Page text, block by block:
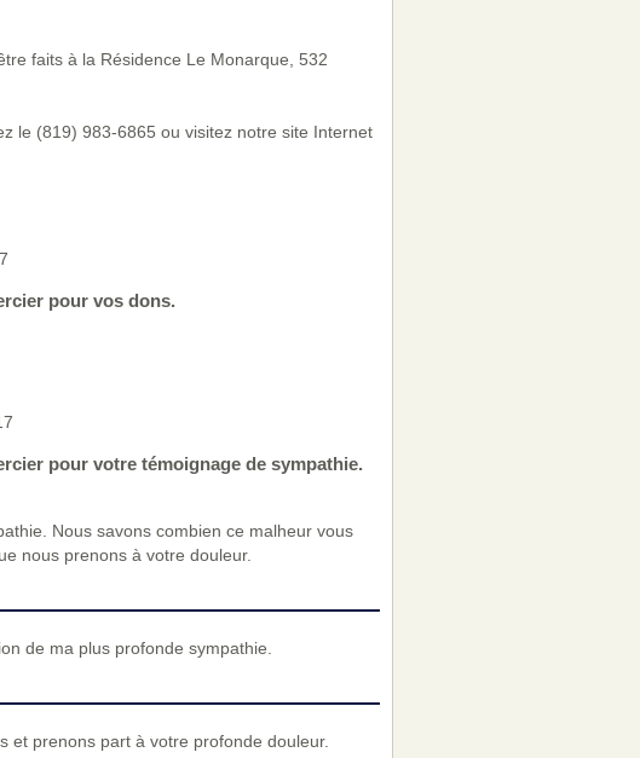
faits à la Résidence Le Monarque, 532
le (819) 983-6865 ou visitez notre site Internet
pour vos dons.
pour votre témoignage de sympathie.
Nous savons combien ce malheur vous
nous prenons à votre douleur.
de ma plus profonde sympathie.
et prenons part à votre profonde douleur.